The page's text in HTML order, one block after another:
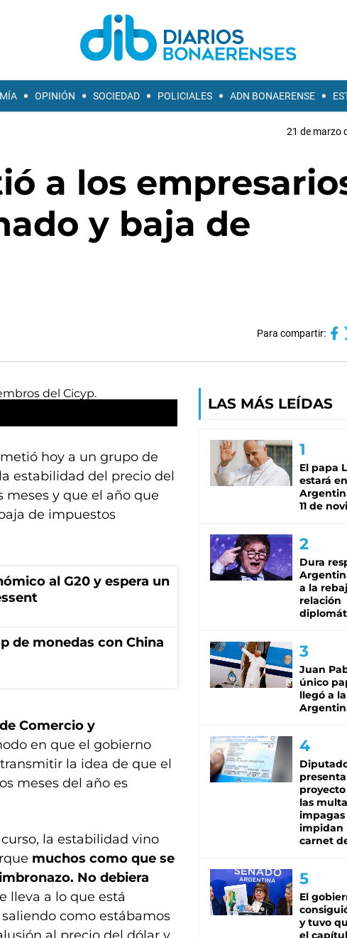
OPINIÓN SOCIEDAD POLICIALES ADN BONAERENSE
21 de marzo
a los
y baja de
Para compartir:
hoy a un grupo de
estabilidad del precio del
y que el año que
de impuestos
al G20 y espera un
de monedas con China
Comercio y
en que el gobierno
la idea de que el
meses del año es
la estabilidad vino
muchos como que se
No debiera
lleva a lo que está
como estábamos
LAS MÁS LEÍDAS
El papa
estará
11 de
Dura
a la
relación
Juan
único
llegó a la
las
impagas
impidan
carnet
El
y tuvo
el